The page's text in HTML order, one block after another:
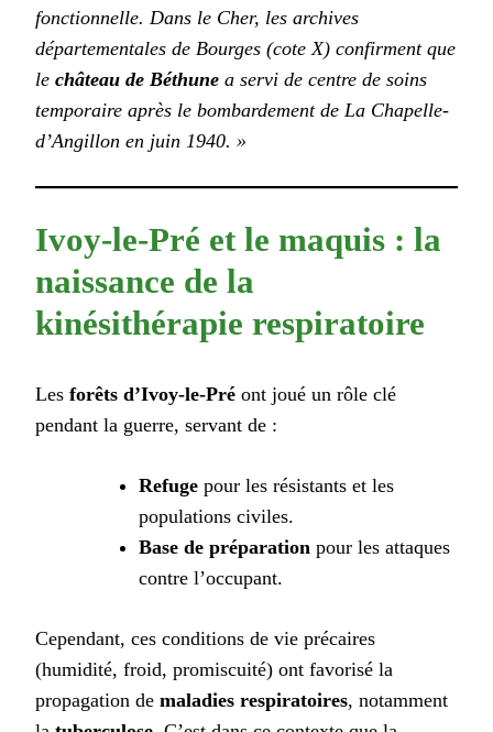
fonctionnelle. Dans le Cher, les archives
départementales de Bourges (cote X) confirment que
le château de Béthune a servi de centre de soins
temporaire après le bombardement de La Chapelle-
d’Angillon en juin 1940. »
Ivoy-le-Pré et le maquis : la
naissance de la
kinésithérapie respiratoire
Les forêts d’Ivoy-le-Pré ont joué un rôle clé
pendant la guerre, servant de :
Refuge pour les résistants et les
populations civiles.
Base de préparation pour les attaques
contre l’occupant.
Cependant, ces conditions de vie précaires
(humidité, froid, promiscuité) ont favorisé la
propagation de maladies respiratoires, notamment